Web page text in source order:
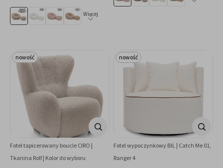
Więcej
Fotel tapicerowany boucle CIRO |
Tkanina Rolf | Kolor do wyboru
nowość
Fotel wypoczynkowy BIL | Catch Me 01,
Ranger 4
nowość